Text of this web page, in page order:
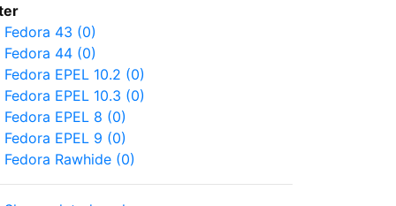
Fedora 43 (0)
Fedora 44 (0)
Fedora EPEL 10.2 (0)
Fedora EPEL 10.3 (0)
Fedora EPEL 8 (0)
Fedora EPEL 9 (0)
Fedora Rawhide (0)